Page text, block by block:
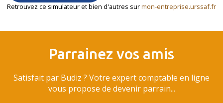
Retrouvez ce simulateur et bien d'autres surmon-entreprise.urssaf.fr
Parrainez vos amis
Satisfait par Budiz ? Votre expert comptable en ligne
vous propose de devenir parrain...